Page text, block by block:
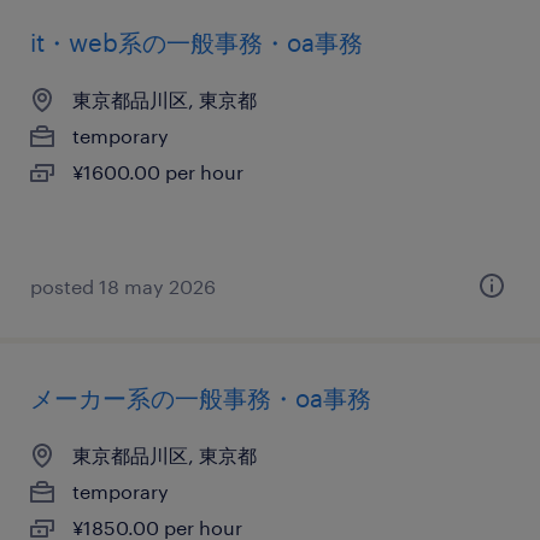
it・web系の一般事務・oa事務
東京都品川区, 東京都
temporary
¥1600.00 per hour
posted 18 may 2026
メーカー系の一般事務・oa事務
東京都品川区, 東京都
temporary
¥1850.00 per hour